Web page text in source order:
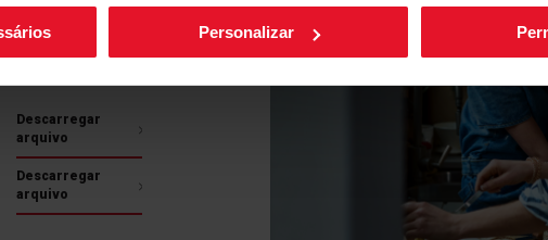
Personalizar
Descarregar
arquivo
Descarregar
arquivo